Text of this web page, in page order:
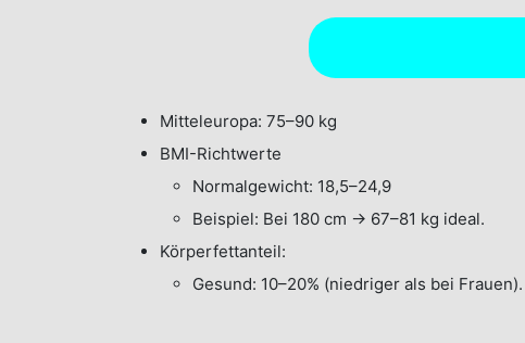
Mitteleuropa: 75–90 kg
BMI-Richtwerte
Normalgewicht: 18,5–24,9
Beispiel: Bei 180 cm → 67–81 kg ideal.
Körperfettanteil:
Gesund: 10–20% (niedriger als bei Frauen).